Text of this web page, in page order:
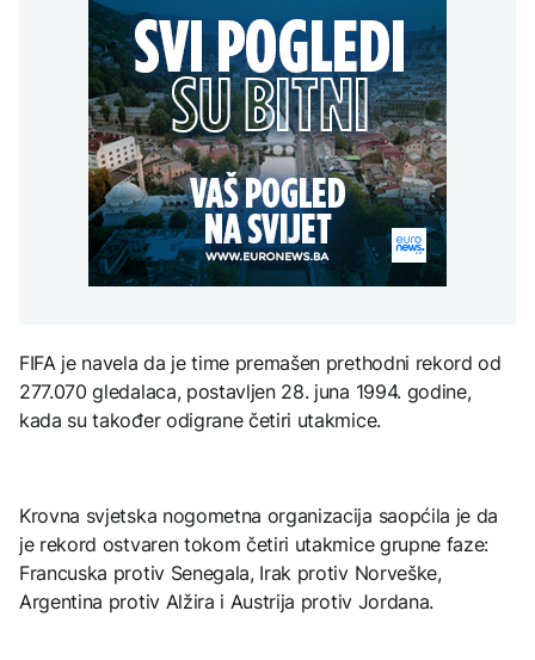
DRUŠTVO
Stiže osvježenje: Danas
oblačno sa kišom
Zelenski stigao u Srbiju
objavio rat kartelima,
Trump mu šalje milijardu
dolara
AKTUELNO
Rusi gađali Kijevsku
oblast, Ukrajinci
rafineriju nafte - ima
nastradalih
Sarajevo Film Festival
ZANIMLJIVOSTI
Pripremite se za nebeski
spektakl: Kiša meteora
Perseidi stiže sredinom
augusta
Mete, zbog ugrožavanja
djece moraju platiti 942
miliona dolara
FIFA je navela da je time premašen prethodni rekord od
277.070 gledalaca, postavljen 28. juna 1994. godine,
kada su također odigrane četiri utakmice.
Krovna svjetska nogometna organizacija saopćila je da
je rekord ostvaren tokom četiri utakmice grupne faze:
Francuska protiv Senegala, Irak protiv Norveške,
Argentina protiv Alžira i Austrija protiv Jordana.